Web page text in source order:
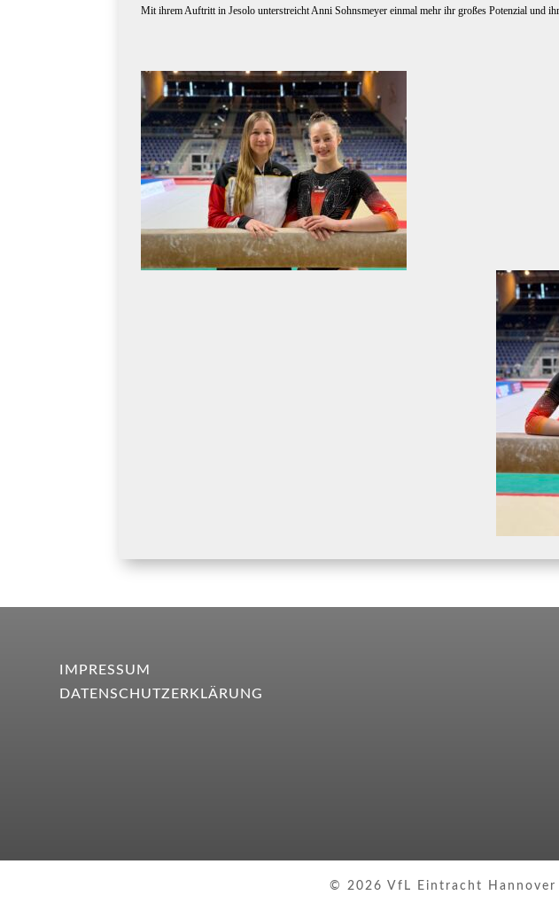
Mit ihrem Auf­tritt in Jeso­lo unter­streicht Anni Sohns­mey­er ein­mal mehr ihr gro­ßes Poten­zi­al und
IMPRESSUM
DATENSCHUTZERKLÄRUNG
© 2026 VfL Eintracht Hannover